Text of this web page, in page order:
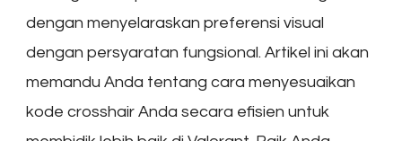
dengan menyelaraskan preferensi visual
dengan persyaratan fungsional. Artikel ini akan
memandu Anda tentang cara menyesuaikan
kode crosshair Anda secara efisien untuk